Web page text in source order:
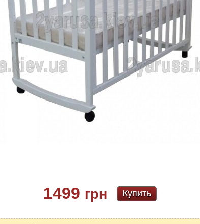
1499 грн Купить